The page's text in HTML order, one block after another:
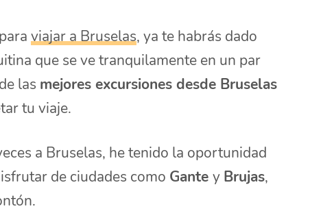
viajar a Bruselas, ya te habrás dado
que se ve tranquilamente en un par
las mejores excursiones desde Bruselas
tu viaje.
a Bruselas, he tenido la oportunidad
de ciudades como Gantey Brujas,